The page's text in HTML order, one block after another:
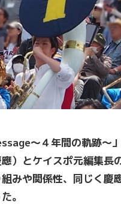
～４年間の軌跡
）とケイスポ元編集長
みや関係性、同じく慶
。